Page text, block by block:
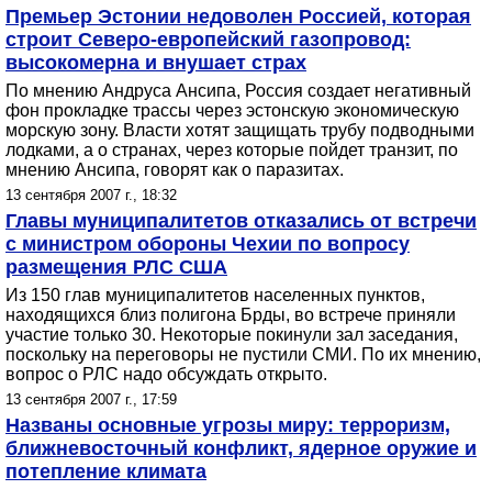
Премьер Эстонии недоволен Россией, которая
строит Северо-европейский газопровод:
высокомерна и внушает страх
По мнению Андруса Ансипа, Россия создает негативный
фон прокладке трассы через эстонскую экономическую
морскую зону. Власти хотят защищать трубу подводными
лодками, а о странах, через которые пойдет транзит, по
мнению Ансипа, говорят как о паразитах.
13 сентября 2007 г., 18:32
Главы муниципалитетов отказались от встречи
с министром обороны Чехии по вопросу
размещения РЛС США
Из 150 глав муниципалитетов населенных пунктов,
находящихся близ полигона Брды, во встрече приняли
участие только 30. Некоторые покинули зал заседания,
поскольку на переговоры не пустили СМИ. По их мнению,
вопрос о РЛС надо обсуждать открыто.
13 сентября 2007 г., 17:59
Названы основные угрозы миру: терроризм,
ближневосточный конфликт, ядерное оружие и
потепление климата